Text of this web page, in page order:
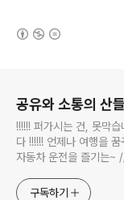
공유와 소통의 산
!!!!!! 퍼가시는 건, 못막
다 !!!!!! 언제나 여행을
자동차 운전을 즐기는~
식하는 미드가 있는~ ///
구독하기